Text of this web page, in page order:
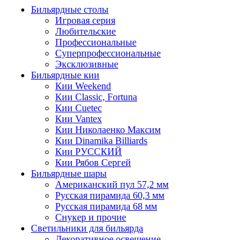
Бильярдные столы
Игровая серия
Любительские
Профессиональные
Суперпрофессиональные
Эксклюзивные
Бильярдные кии
Кии Weekend
Кии Classic, Fortuna
Кии Cuetec
Кии Vantex
Кии Николаенко Максим
Кии Dinamika Billiards
Кии РУССКИЙ
Кии Рябов Сергей
Бильярдные шары
Американский пул 57,2 мм
Русская пирамида 60,3 мм
Русская пирамида 68 мм
Снукер и прочие
Светильники для бильярда